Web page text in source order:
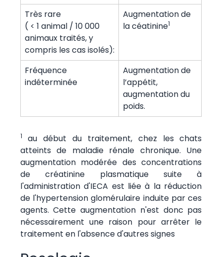
Très rare
( < 1 animal / 10 000
animaux traités, y
compris les cas isolés):
Augmentation de
la céatinine1
Fréquence
indéterminée
Augmentation de
l’appétit,
augmentation du
poids.
1
au début du traitement, chez les chats
atteints de maladie rénale chronique. Une
augmentation modérée des concentrations
de créatinine plasmatique suite à
l'administration d'IECA est liée à la réduction
de l'hypertension glomérulaire induite par ces
agents. Cette augmentation n'est donc pas
nécessairement une raison pour arrêter le
traitement en l'absence d'autres signes